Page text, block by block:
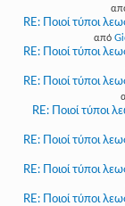
RE: Ποιοί τύποι
από
RE: Ποιοί τύποι
RE: Ποιοί τύποι
RE: Ποιοί τύποι
RE: Ποιοί τύποι
RE: Ποιοί τύποι
RE: Ποιοί τύποι